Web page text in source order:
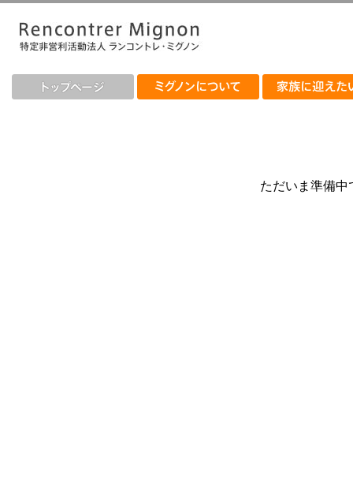
ただいま準備中